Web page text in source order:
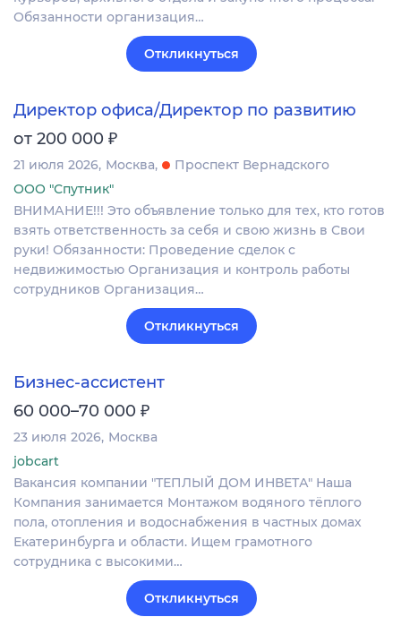
Обязанности организация…
Откликнуться
Директор офиса/Директор по развитию
от 200 000 ₽
21 июля 2026 Москва
Проспект Вернадского
ООО "Спутник"
ВНИМАНИЕ!!! Это объявление только для тех, кто готов
взять ответственность за себя и свою жизнь в Свои
руки! Обязанности: Проведение сделок с
недвижимостью Организация и контроль работы
сотрудников Организация…
Откликнуться
Бизнес-ассистент
60 000–70 000 ₽
23 июля 2026 Москва
jobcart
Вакансия компании "ТЕПЛЫЙ ДОМ ИНВЕТА" Наша
Компания занимается Монтажом водяного тёплого
пола, отопления и водоснабжения в частных домах
Екатеринбурга и области. Ищем грамотного
сотрудника с высокими…
Откликнуться